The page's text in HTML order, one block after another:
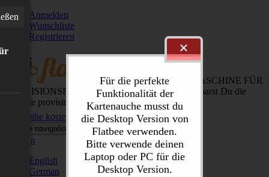
Anmelden
Wunschliste
Registrieren
DIE SUCHMASCHINE FÜR
PROVISIONSFREIE IMMOBILIEN Mit flatbee sparst Du die
gesamte provision
Immobilie kostenlos inserieren
Toggle navigation
German
English
German
×
Für die perfekte
Funktionalität der
Kartenauche musst du
die Desktop Version von
Flatbee verwenden.
Bitte verwende deinen
Laptop oder PC für die
Desktop Version.